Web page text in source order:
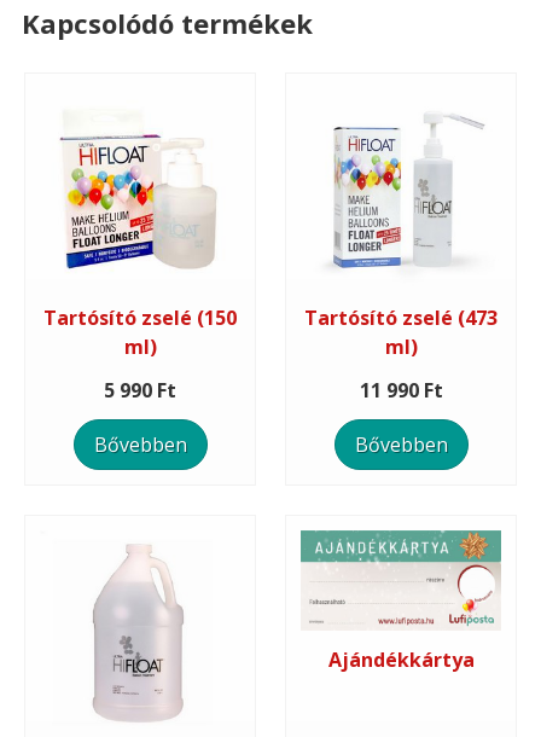
Kapcsolódó termékek
Tartósító zselé (150
ml)
5 990 Ft
Bővebben
Tartósító zselé (473
ml)
11 990 Ft
Bővebben
Ajándékkártya